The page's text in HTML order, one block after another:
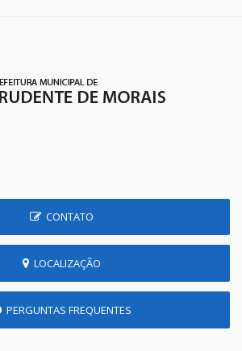
CONTATO
LOCALIZAÇÃO
PERGUNTAS FREQUENTES